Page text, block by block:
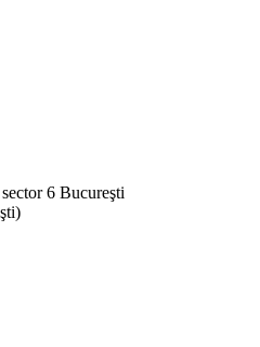
6 Bucureşti